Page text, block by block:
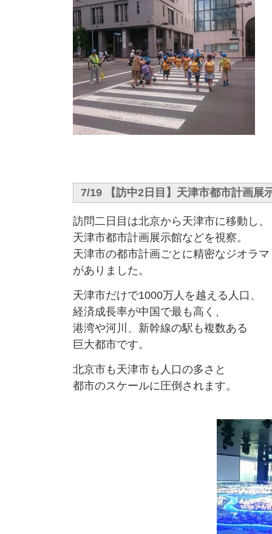
7/19 【訪中2日目】天津市都市計画展
訪問二日目は北京から天津市に移動し、
天津市都市計画展示館などを視察。
天津市の都市計画ごとに精密なジオラマ
がありました。
天津市だけで1000万人を越える人口、
経済成長率が中国で最も高く、
港湾や河川、新幹線の駅も複数ある
巨大都市です。
北京市も天津市も人口の多さと
都市のスケールに圧倒されます。